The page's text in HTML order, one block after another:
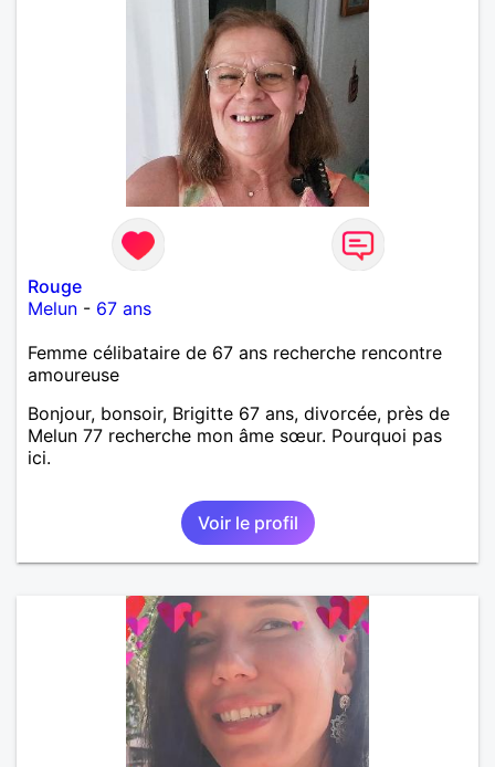
Rouge
Melun - 67 ans
Femme célibataire de 67 ans recherche rencontre
amoureuse
Bonjour, bonsoir, Brigitte 67 ans, divorcée, près de
Melun 77 recherche mon âme sœur. Pourquoi pas
ici.
Voir le profil